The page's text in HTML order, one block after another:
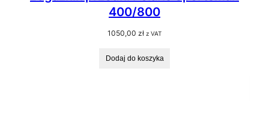
400/800
1050,00 zł z VAT
Dodaj do koszyka